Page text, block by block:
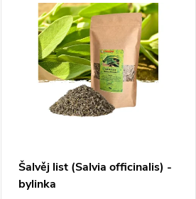
Šalvěj list (Salvia officinalis) -
bylinka